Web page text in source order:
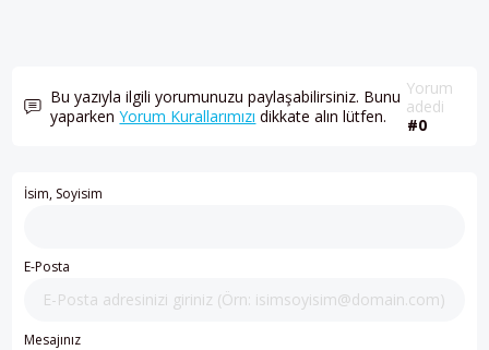
Bu yazıyla ilgili yorumunuzu paylaşabilirsiniz. Bunu
yaparkenYorum Kurallarımızı dikkate alın lütfen.
Yorum
adedi
#0
İsim, Soyisim
E-Posta
Mesajınız